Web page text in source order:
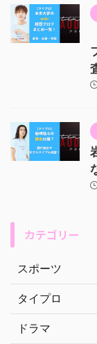
カテゴリー
スポーツ
タイプロ
ドラマ